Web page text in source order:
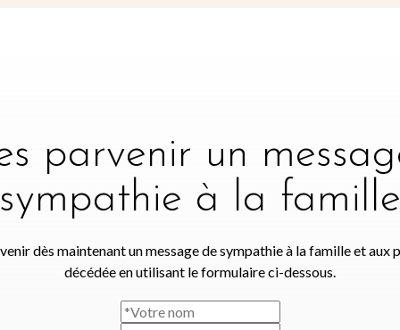
parvenir un
sympathie à la famille
dès maintenant un message de sympathie à la famille et aux
décédée en utilisant le formulaire ci-dessous.